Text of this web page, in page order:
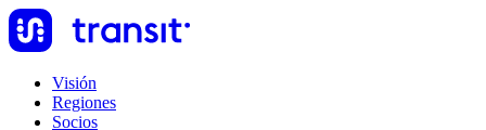
Visión
Regiones
Socios